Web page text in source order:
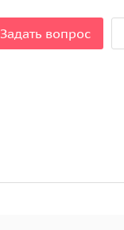
Задать вопрос